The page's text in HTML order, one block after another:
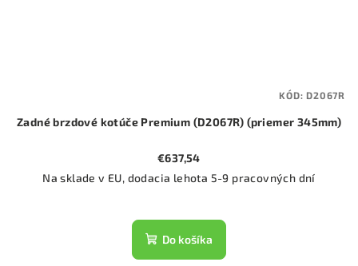
Zadné brzdové kotúče Premium (D2067R) (priemer 345mm)
€637,54
Na sklade v EU, dodacia lehota 5-9 pracovných dní
Do košíka
KÓD:D2067R